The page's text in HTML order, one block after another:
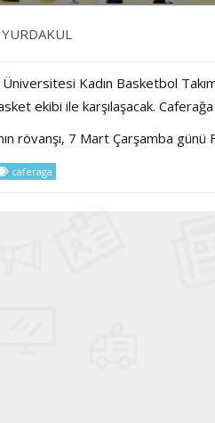
Üniversitesi Kadın Basketbol
ekibi ile karşılaşacak.
rövanşı, 7 Mart Çarşamba günü
caferaga